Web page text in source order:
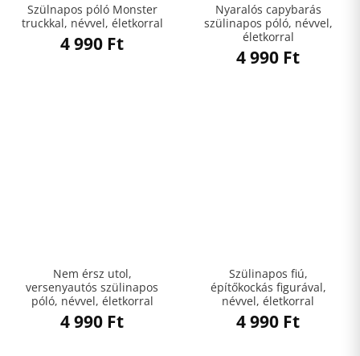
Szülnapos póló Monster
truckkal, névvel, életkorral
4 990 Ft
Nyaralós capybarás
szülinapos póló, névvel,
életkorral
4 990 Ft
Nem érsz utol,
versenyautós szülinapos
póló, névvel, életkorral
4 990 Ft
Szülinapos fiú,
építőkockás figurával,
névvel, életkorral
4 990 Ft